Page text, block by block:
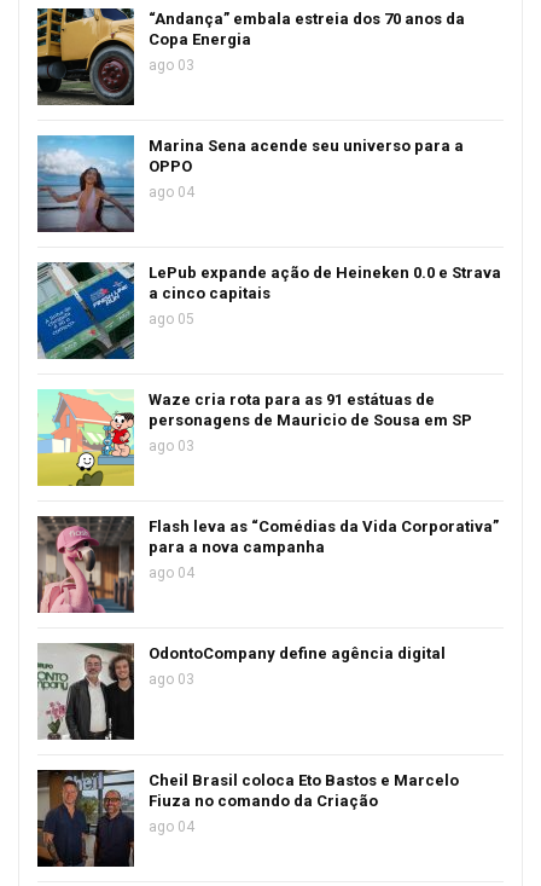
“Andança” embala estreia dos 70 anos da
Copa Energia
ago 03
Marina Sena acende seu universo para a
OPPO
ago 04
LePub expande ação de Heineken 0.0 e Strava
a cinco capitais
ago 05
Waze cria rota para as 91 estátuas de
personagens de Mauricio de Sousa em SP
ago 03
Flash leva as “Comédias da Vida Corporativa”
para a nova campanha
ago 04
OdontoCompany define agência digital
ago 03
Cheil Brasil coloca Eto Bastos e Marcelo
Fiuza no comando da Criação
ago 04